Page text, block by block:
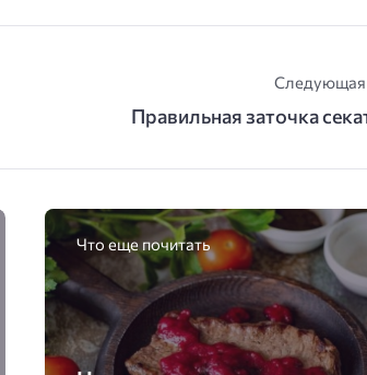
Следующая
Правильная заточка
Что еще почитать